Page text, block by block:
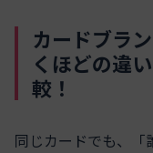
カードブラ
くほどの違
較！
同じカードでも、「